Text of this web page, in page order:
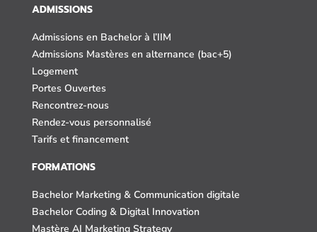
ADMISSIONS
Admissions en Bachelor à l’IIM
Admissions Mastères en alternance (bac+5)
Logement
Portes Ouvertes
Rencontrez-nous
Rendez-vous personnalisé
Tarifs et financement
FORMATIONS
Bachelor Marketing & Communication digitale
Bachelor Coding & Digital Innovation
Mastère AI Marketing Strategy